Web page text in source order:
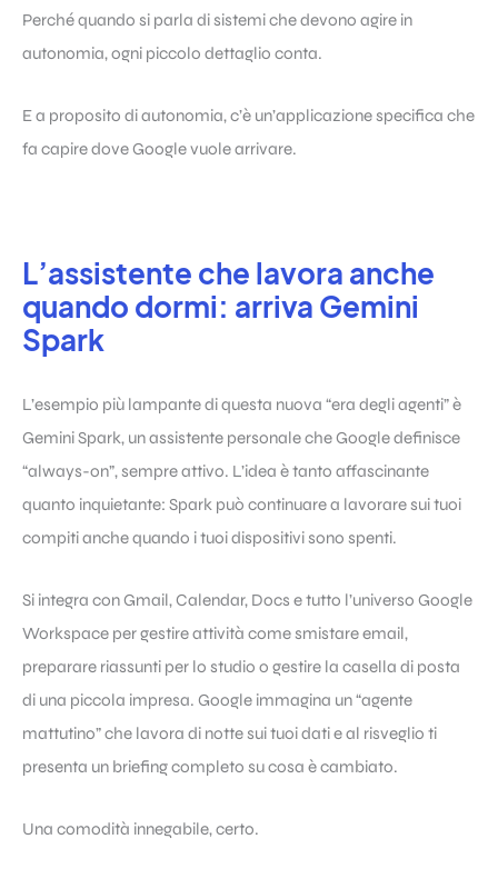
Perché quando si parla di sistemi che devono agire in
autonomia, ogni piccolo dettaglio conta.
E a proposito di autonomia, c’è un’applicazione specifica che
fa capire dove Google vuole arrivare.
L’assistente che lavora anche
quando dormi: arriva Gemini
Spark
L’esempio più lampante di questa nuova “era degli agenti” è
Gemini Spark, un assistente personale che Google definisce
“always-on”, sempre attivo. L’idea è tanto affascinante
quanto inquietante: Spark può continuare a lavorare sui tuoi
compiti anche quando i tuoi dispositivi sono spenti.
Si integra con Gmail, Calendar, Docs e tutto l’universo Google
Workspace per gestire attività come smistare email,
preparare riassunti per lo studio o gestire la casella di posta
di una piccola impresa. Google immagina un “agente
mattutino” che lavora di notte sui tuoi dati e al risveglio ti
presenta un briefing completo su cosa è cambiato.
Una comodità innegabile, certo.